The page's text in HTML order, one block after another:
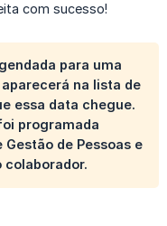
com sucesso!
para uma
na lista de
essa data chegue.
programada
de Pessoas e
colaborador.